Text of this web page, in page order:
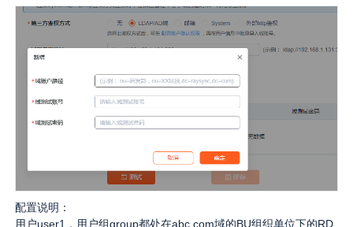
镭速Proxy代理加速
跨国数据传输
数据同步
内外网文件交换
配置说明：
用户user1，用户组group都处在abc.com域的BU组织单位下的RD